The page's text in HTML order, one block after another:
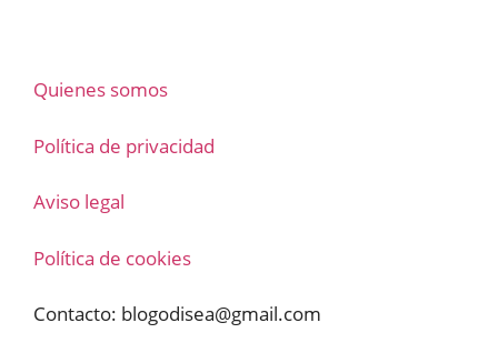
Quienes somos
Política de privacidad
Aviso legal
Política de cookies
Contacto: blogodisea@gmail.com